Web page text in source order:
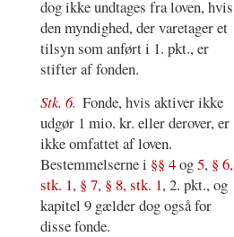
dog ikke undtages fra loven, hvis
den myndighed, der varetager et
tilsyn som anført i 1. pkt., er
stifter af fonden.
Stk. 6. Fonde, hvis aktiver ikke
udgør 1 mio. kr. eller derover, er
ikke omfattet af loven.
Bestemmelserne i §§ 4og5, § 6,
stk. 1, § 7, § 8, stk. 1, 2. pkt., og
kapitel 9 gælder dog også for
disse fonde.